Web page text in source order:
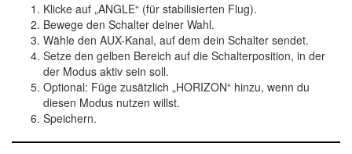
Klicke auf „ANGLE“ (für stabilisierten Flug).
Bewege den Schalter deiner Wahl.
Wähle den AUX-Kanal, auf dem dein Schalter sendet.
Setze den gelben Bereich auf die Schalterposition, in der
der Modus aktiv sein soll.
Optional: Füge zusätzlich „HORIZON“ hinzu, wenn du
diesen Modus nutzen willst.
Speichern.